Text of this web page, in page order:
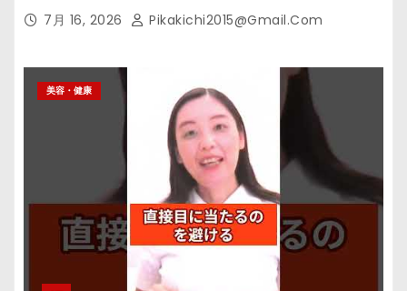
7月 16, 2026 Pikakichi2015@gmail.com
美容・健康